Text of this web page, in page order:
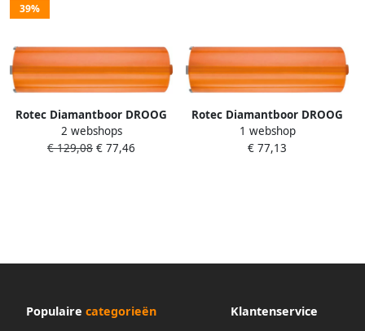
39%
Rotec Diamantboor DROOG
40x400xM16 Ring 3 0x9 0
7750400
2 webshops
€ 129,08 € 77,46
Rotec Diamantboor DROOG
42x300xM16 Ring 3 0x9 0
7750421
1 webshop
€ 77,13
Populaire categorieën Klantenservice